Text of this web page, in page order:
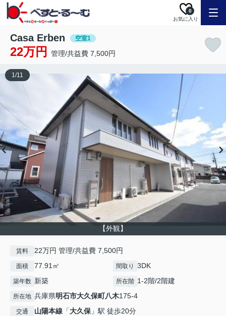
お気に入り
0
Casa Erben 空室1
22万円 管理/共益費 7,500円
【外観】
1/11
賃料 22万円 管理/共益費 7,500円
面積 77.91㎡ 間取り 3DK
築年数 新築 所在階 1-2階/2階建
所在地 兵庫県明石市大久保町八木175-4
交通 山陽本線 「大久保」駅 徒歩20分